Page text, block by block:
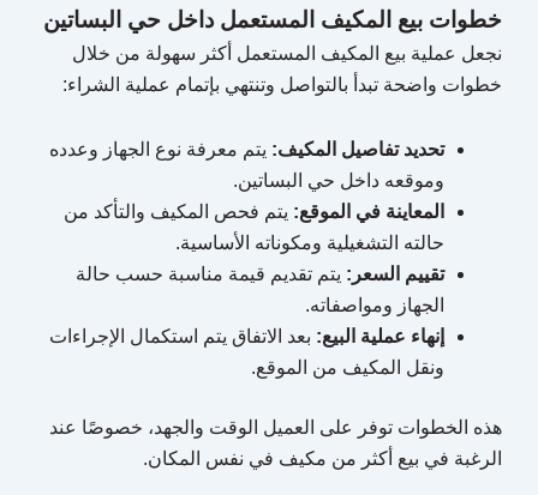
خطوات بيع المكيف المستعمل داخل حي البساتين
نجعل عملية بيع المكيف المستعمل أكثر سهولة من خلال
خطوات واضحة تبدأ بالتواصل وتنتهي بإتمام عملية الشراء:
تحديد تفاصيل المكيف: يتم معرفة نوع الجهاز وعدده
وموقعه داخل حي البساتين.
المعاينة في الموقع: يتم فحص المكيف والتأكد من
حالته التشغيلية ومكوناته الأساسية.
تقييم السعر: يتم تقديم قيمة مناسبة حسب حالة
الجهاز ومواصفاته.
إنهاء عملية البيع: بعد الاتفاق يتم استكمال الإجراءات
ونقل المكيف من الموقع.
هذه الخطوات توفر على العميل الوقت والجهد، خصوصًا عند
الرغبة في بيع أكثر من مكيف في نفس المكان.